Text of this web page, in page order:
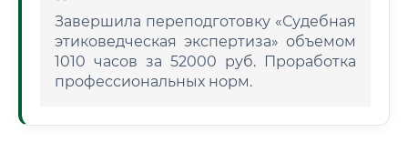
Завершила переподготовку «Судебная
этиковедческая экспертиза» объемом
1010 часов за 52000 руб. Проработка
профессиональных норм.